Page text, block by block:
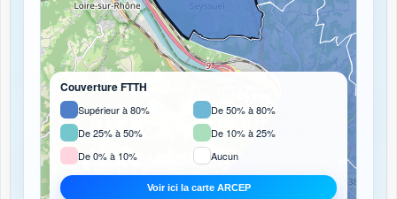
Couverture FTTH
Supérieur à 80%
De 50% à 80%
De 25% à 50%
De 10% à 25%
De 0% à 10%
Aucun
Voir ici la carte ARCEP